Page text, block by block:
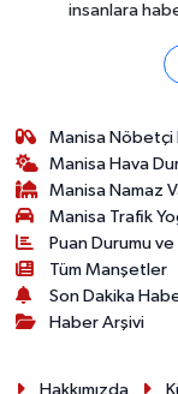
insanlara
Manisa Nöbetçi
Manisa Hava
Manisa Namaz
Manisa Trafik
Puan Durumu
Tüm Manşetler
Son Dakika
Haber Arşivi
Hakkımızda